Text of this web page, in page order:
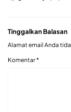
Tinggalkan Balasan
Alamat email Anda
Komentar*